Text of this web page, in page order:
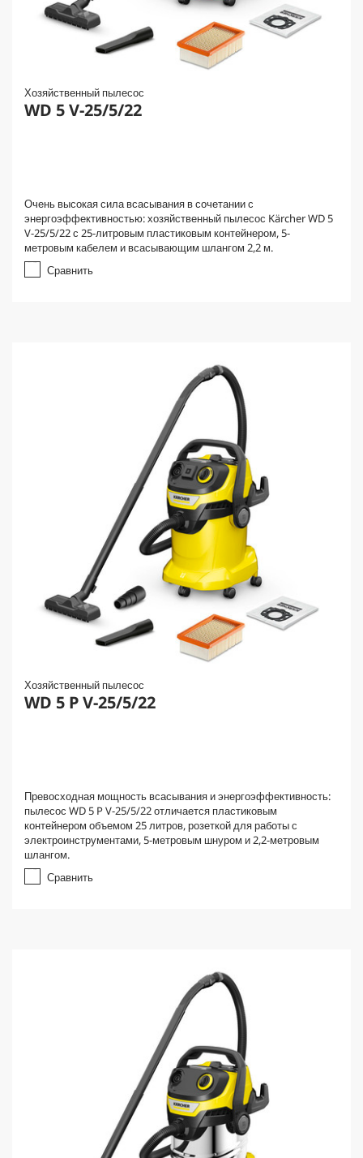
Хозяйственный пылесос
WD 5 V-25/5/22
Очень высокая сила всасывания в сочетании с
энергоэффективностью: хозяйственный пылесос Kärcher WD 5
V-25/5/22 с 25-литровым пластиковым контейнером, 5-
метровым кабелем и всасывающим шлангом 2,2 м.
Сравнить
Хозяйственный пылесос
WD 5 P V-25/5/22
Превосходная мощность всасывания и энергоэффективность:
пылесос WD 5 P V-25/5/22 отличается пластиковым
контейнером объемом 25 литров, розеткой для работы с
электроинструментами, 5-метровым шнуром и 2,2-метровым
шлангом.
Сравнить